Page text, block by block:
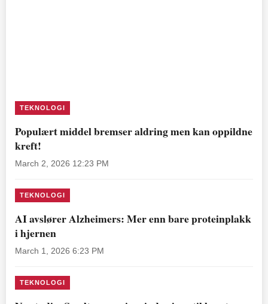
TEKNOLOGI
Populært middel bremser aldring men kan oppildne
kreft!
March 2, 2026 12:23 PM
TEKNOLOGI
AI avslører Alzheimers: Mer enn bare proteinplakk
i hjernen
March 1, 2026 6:23 PM
TEKNOLOGI